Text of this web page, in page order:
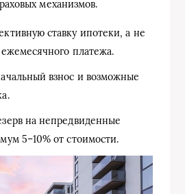
механизмов.
ставку ипотеки, а не
платежа.
взнос и возможные
на непредвиденные
5–10% от стоимости.